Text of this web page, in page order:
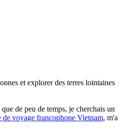
et explorer des terres lointaines
de peu de temps, je cherchais un
de voyage francophone Vietnam, m'a